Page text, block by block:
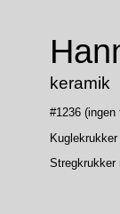
keramik
#1236 (ingen
Kuglekrukker
Stregkrukker